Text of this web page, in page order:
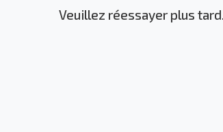
Veuillez réessayer plus tard.